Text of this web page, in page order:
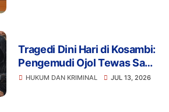
Tragedi Dini Hari di Kosambi:
Pengemudi Ojol Tewas Saat
Istirahat, Motor dan HP Raib
HUKUM DAN KRIMINAL JUL 13, 2026